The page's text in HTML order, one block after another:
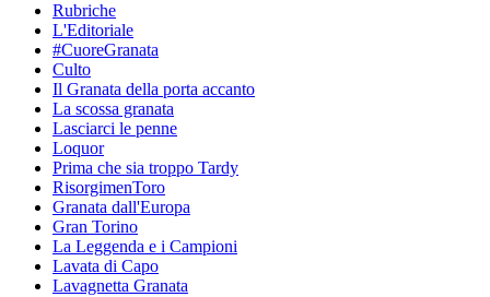
Rubriche
L'Editoriale
#CuoreGranata
Culto
Il Granata della porta accanto
La scossa granata
Lasciarci le penne
Loquor
Prima che sia troppo Tardy
RisorgimenToro
Granata dall'Europa
Gran Torino
La Leggenda e i Campioni
Lavata di Capo
Lavagnetta Granata